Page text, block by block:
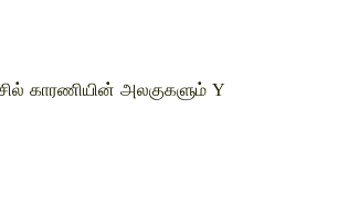
காரணியின் அலகுகளும் Y